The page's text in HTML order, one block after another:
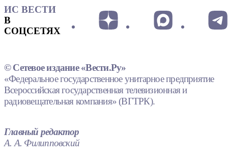
ИС ВЕСТИ
В
СОЦСЕТЯХ
© Сетевое издание «Вести.Ру»
«Федеральное государственное унитарное предприятие
Всероссийская государственная телевизионная и
радиовещательная компания» (ВГТРК).
Главный редактор
А. А. Филипповский